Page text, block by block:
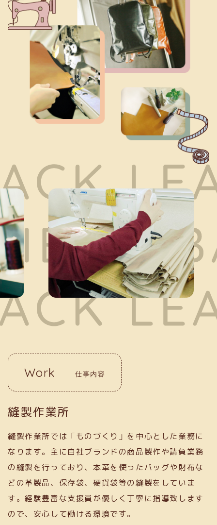
Work 仕事内容
縫製作業所
縫製作業所では「ものづくり」を中心とした業務に
なります。主に自社ブランドの商品製作や請負業務
の縫製を行っており、本革を使ったバッグや財布な
どの革製品、保存袋、硬貨袋等の縫製をしていま
す。経験豊富な支援員が優しく丁寧に指導致します
ので、安心して働ける環境です。